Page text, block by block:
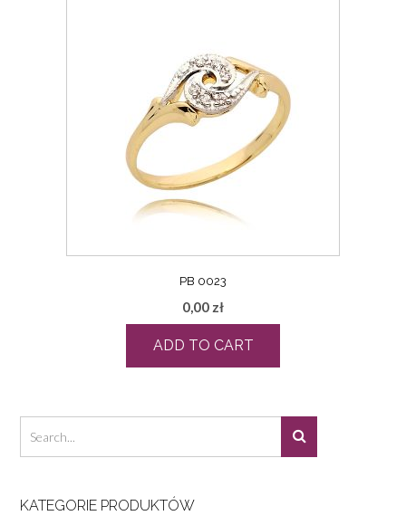
PB 0023
0,00 zł
ADD TO CART
KATEGORIE PRODUKTÓW